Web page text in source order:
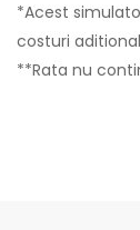
*Acest
costuri
**Rata nu